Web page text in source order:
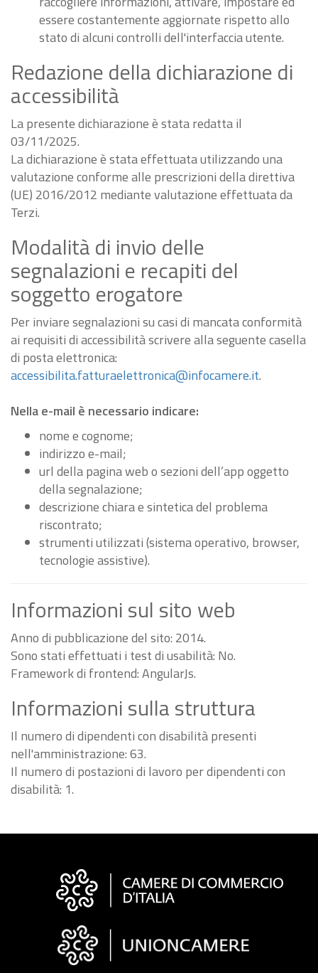
essere costantemente aggiornate rispetto allo
stato di alcuni controlli dell'interfaccia utente.
Redazione della dichiarazione di
accessibilità
La presente dichiarazione è stata redatta il
03/11/2025.
La dichiarazione è stata effettuata utilizzando una
valutazione conforme alle prescrizioni della direttiva
(UE) 2016/2012 mediante valutazione effettuata da
Terzi.
Modalità di invio delle
segnalazioni e recapiti del
soggetto erogatore
Per inviare segnalazioni su casi di mancata conformità
ai requisiti di accessibilità scrivere alla seguente casella
di posta elettronica:
accessibilita.fatturaelettronica@infocamere.it.
Nella e-mail è necessario indicare:
nome e cognome;
indirizzo e-mail;
url della pagina web o sezioni dell’app oggetto
della segnalazione;
descrizione chiara e sintetica del problema
riscontrato;
strumenti utilizzati (sistema operativo, browser,
tecnologie assistive).
Informazioni sul sito web
Anno di pubblicazione del sito: 2014.
Sono stati effettuati i test di usabilità: No.
Framework di frontend: AngularJs.
Informazioni sulla struttura
Il numero di dipendenti con disabilità presenti
nell'amministrazione: 63.
Il numero di postazioni di lavoro per dipendenti con
disabilità: 1.
Informazioni
"Fattura